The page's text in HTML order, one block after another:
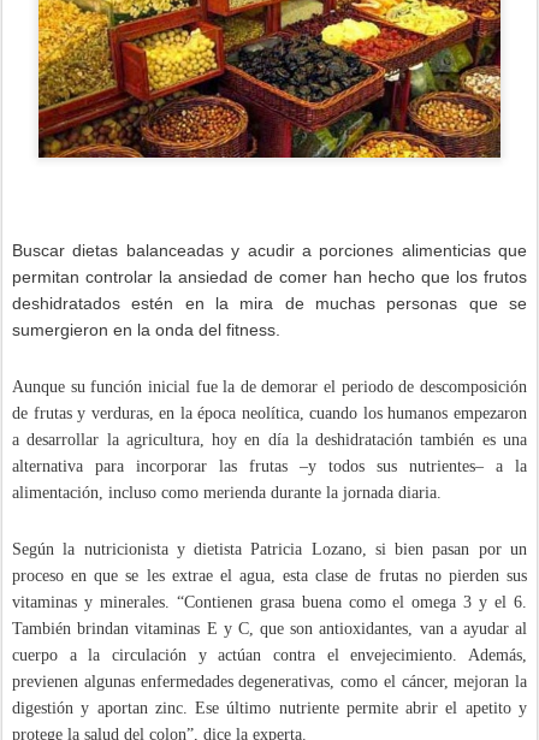
Buscar dietas balanceadas y acudir a porciones alimenticias que
permitan controlar la ansiedad de comer han hecho que los frutos
deshidratados estén en la mira de muchas personas que se
sumergieron en la onda del fitness.
Aunque su función inicial fue la de demorar el periodo de descomposición
de frutas y verduras, en la época neolítica, cuando los humanos empezaron
a desarrollar la agricultura, hoy en día la deshidratación también es una
alternativa para incorporar las frutas –y todos sus nutrientes– a la
alimentación, incluso como merienda durante la jornada diaria.
Según la nutricionista y dietista Patricia Lozano, si bien pasan por un
proceso en que se les extrae el agua, esta clase de frutas no pierden sus
vitaminas y minerales. “Contienen grasa buena como el omega 3 y el 6.
También brindan vitaminas E y C, que son antioxidantes, van a ayudar al
cuerpo a la circulación y actúan contra el envejecimiento. Además,
previenen algunas enfermedades degenerativas, como el cáncer, mejoran la
digestión y aportan zinc. Ese último nutriente permite abrir el apetito y
protege la salud del colon”, dice la experta.